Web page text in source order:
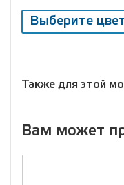
Выберите
Выберите
Также для этой
Вам может